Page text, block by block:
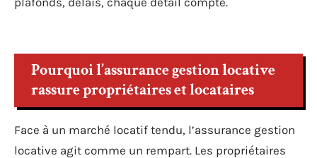
Pourquoi l’assurance gestion locative
rassure propriétaires et locataires
Face à un marché locatif tendu, l’assurance gestion
locative agit comme un rempart. Les propriétaires